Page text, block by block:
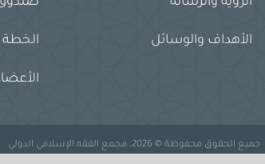
الأهداف والوسائل الخطة
جميع الحقوق محفوظة © 2026، مجمع الفقه الإسلامي الدولي